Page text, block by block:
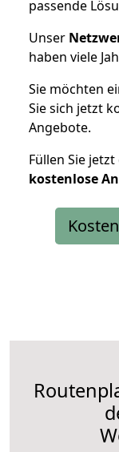
passende
Unser
haben viele
Sie möchten
Sie sich jetzt
Angebote.
Füllen Sie
kostenlose